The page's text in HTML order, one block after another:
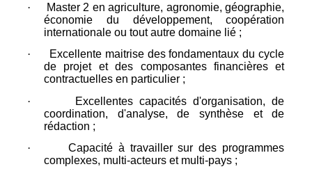
·
Master 2 en agriculture, agronomie, géographie,
économie du développement, coopération
internationale ou tout autre domaine lié ;
·
Excellente maitrise des fondamentaux du cycle
de projet et des composantes financières et
contractuelles en particulier ;
·
Excellentes capacités d'organisation, de
coordination, d'analyse, de synthèse et de
rédaction ;
·
Capacité à travailler sur des programmes
complexes, multi-acteurs et multi-pays ;